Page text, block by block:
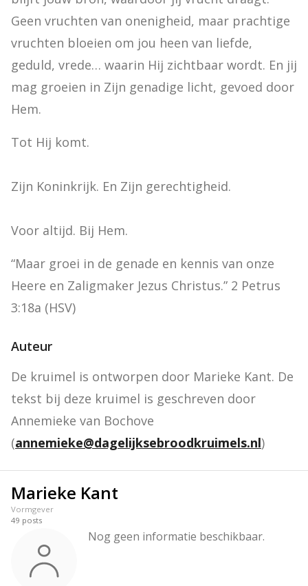
Geen vruchten van onenigheid, maar prachtige
vruchten bloeien om jou heen van liefde,
geduld, vrede… waarin Hij zichtbaar wordt. En jij
mag groeien in Zijn genadige licht, gevoed door
Hem.
Tot Hij komt.
Zijn Koninkrijk. En Zijn gerechtigheid.
Voor altijd. Bij Hem.
“Maar groei in de genade en kennis van onze
Heere en Zaligmaker Jezus Christus.” 2 Petrus
3:18a (HSV)
Auteur
De kruimel is ontworpen door Marieke Kant. De
tekst bij deze kruimel is geschreven door
Annemieke van Bochove
(annemieke@dagelijksebroodkruimels.nl)
Marieke Kant
Vormgever
49 posts
Nog geen informatie beschikbaar.